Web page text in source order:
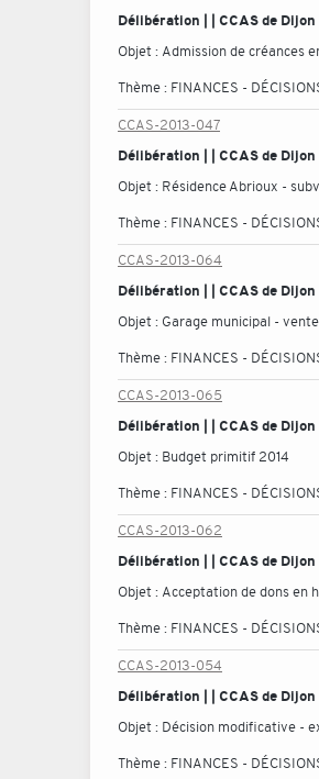
Délibération | | CCAS de
Objet : Admission de créances
Thème : FINANCES -
CCAS-2013-047
Délibération | | CCAS de
Objet : Résidence Abrioux -
Thème : FINANCES -
CCAS-2013-064
Délibération | | CCAS de
Objet : Garage municipal -
Thème : FINANCES -
CCAS-2013-065
Délibération | | CCAS de
Objet : Budget primitif 2014
Thème : FINANCES -
CCAS-2013-062
Délibération | | CCAS de
Objet : Acceptation de dons en
Thème : FINANCES -
CCAS-2013-054
Délibération | | CCAS de
Objet : Décision modificative -
Thème : FINANCES -